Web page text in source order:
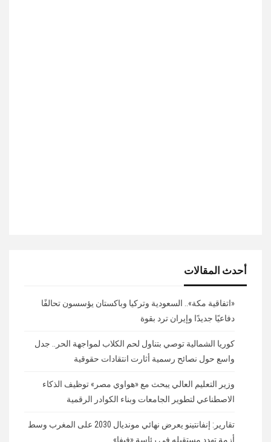
أحدث المقالات
«اتفاقية مكة».. السعودية وتركيا وباكستان يؤسسون تحالفًا
دفاعيًا جديدًا وإيران ترد بقوة
كوريا الشمالية توصي بتناول لحم الكلاب لمواجهة الحر.. جدل
واسع حول نصائح رسمية أثارت انتقادات حقوقية
وزير التعليم العالي يبحث مع «هواوي مصر» توظيف الذكاء
الاصطناعي لتطوير الجامعات وبناء الكوادر الرقمية
تقارير: إنفانتينو يعرض نهائي مونديال 2030 على المغرب وسط
أزمة تهدد مستقبله في رئاسة «فيفا»